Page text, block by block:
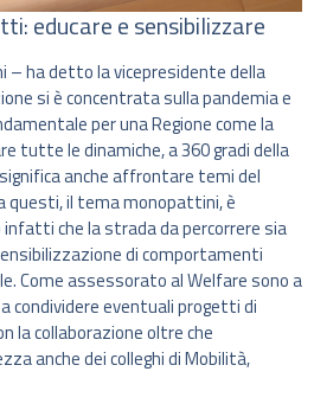
educare e sensibilizzare
– ha detto la vicepresidente della
si è concentrata sulla pandemia e
per una Regione come la
tutte le dinamiche, a 360 gradi della
anche affrontare temi del
questi, il tema monopattini, è
che la strada da percorrere sia
di comportamenti
Come assessorato al Welfare sono a
condividere eventuali progetti di
la collaborazione oltre che
anche dei colleghi di Mobilità,